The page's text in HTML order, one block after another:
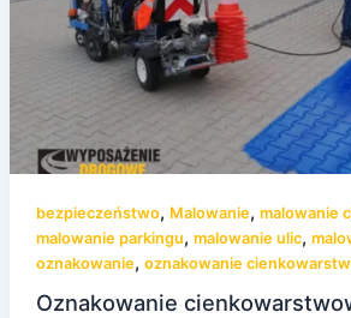
bezpieczeństwo, Malowanie, malowanie
malowanie parkingu, malowanie ulic,
oznakowanie, oznakowanie
Oznakowanie